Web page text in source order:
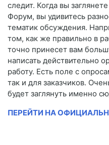
следит. Когда вы
Форум, вы удивитесь
тематик обсуждения.
том, как же правильно в
точно принесет вам
написать действительно
работу. Есть поле с
так и для заказчиков.
будет заглянуть именно
ПЕРЕЙТИ НА